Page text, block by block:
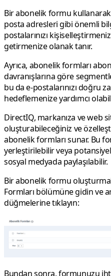
Bir abonelik formu
posta adresleri gibi önemli
postalarınızı
getirmenize olanak tanır.
Ayrıca, abonelik formları
davranışlarına göre
bu da e-postalarınızı doğru
hedeflemenize yardımcı
DirectIQ, markanıza ve web
oluşturabileceğiniz ve
abonelik formları sunar. Bu
yerleştirilebilir veya
sosyal medyada paylaşılabilir.
Bir abonelik formu
Formları bölümüne gidin ve
düğmelerine tıklayın:
Bundan sonra, formunuzu